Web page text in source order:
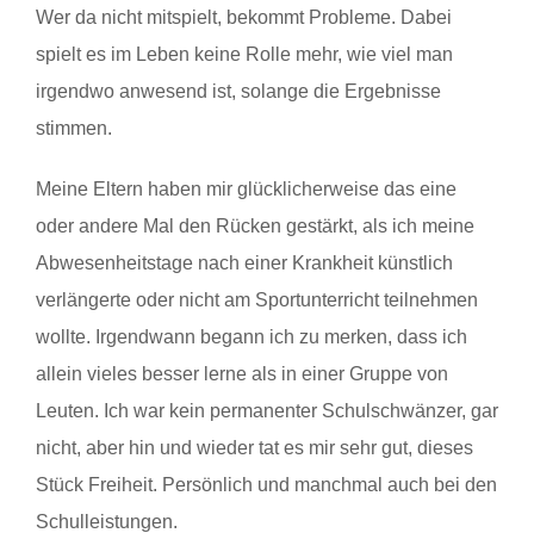
Wer da nicht mitspielt, bekommt Probleme. Dabei
spielt es im Leben keine Rolle mehr, wie viel man
irgendwo anwesend ist, solange die Ergebnisse
stimmen.
Meine Eltern haben mir glücklicherweise das eine
oder andere Mal den Rücken gestärkt, als ich meine
Abwesenheitstage nach einer Krankheit künstlich
verlängerte oder nicht am Sportunterricht teilnehmen
wollte. Irgendwann begann ich zu merken, dass ich
allein vieles besser lerne als in einer Gruppe von
Leuten. Ich war kein permanenter Schulschwänzer, gar
nicht, aber hin und wieder tat es mir sehr gut, dieses
Stück Freiheit. Persönlich und manchmal auch bei den
Schulleistungen.